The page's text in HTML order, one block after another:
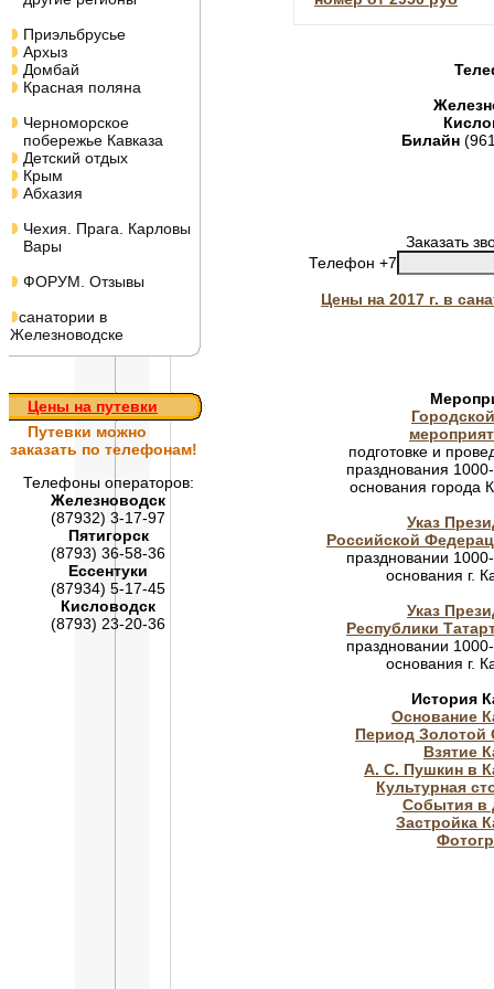
Приэльбрусье
Архыз
Домбай
Красная поляна
Черноморское
побережье Кавказа
Детский отдых
Крым
Абхазия
Чехия. Прага. Карловы
Вары
ФОРУМ. Отзывы
санатории в
Железноводске
Цены на путевки
Путевки можно
заказать по телефонам!
Телефоны операторов:
Железноводск
(87932) 3-17-97
Пятигорск
(8793) 36-58-36
Ессентуки
(87934) 5-17-45
Кисловодск
(8793) 23-20-36
Билайн
Заказать
Телефон +7
Цены на 2017 г. в
подготовке и
празднования
основания города
Указ
Российской
праздновании
основания г.
Указ
Республики
праздновании
основания г.
История
Основание
Период
Взятие
А. С. Пушкин в
Культурная
События в
Застройка